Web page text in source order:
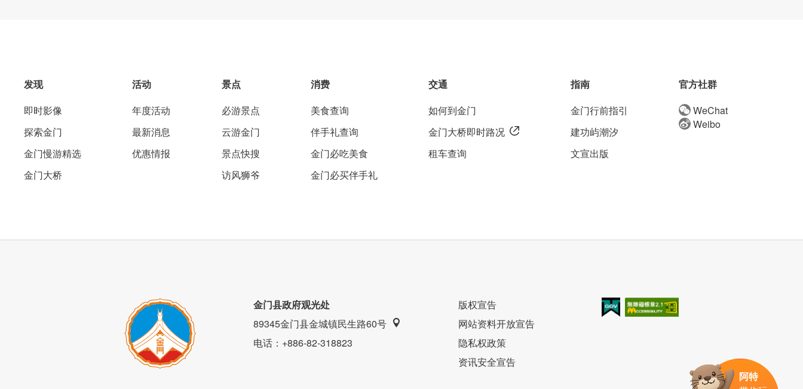
阿特
发现
即时影像
探索金门
金门慢游精选
金门大桥
活动
年度活动
最新消息
优惠情报
景点
必游景点
云游金门
景点快搜
访风狮爷
消费
美食查询
伴手礼查询
金门必吃美食
金门必买伴手礼
交通
如何到金门
金门大桥即时路况
租车查询
指南
金门行前指引
建功屿潮汐
文宣出版
官方社群
WeChat
Weibo
金门县政府观光处
89345金门县金城镇民生路60号
电话：+886-82-318823
版权宣告
网站资料开放宣告
隐私权政策
资讯安全宣告